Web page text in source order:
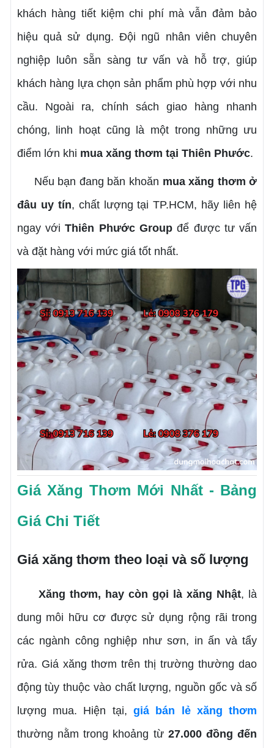
khách hàng tiết kiệm chi phí mà vẫn đảm bảo
hiệu quả sử dụng. Đội ngũ nhân viên chuyên
nghiệp luôn sẵn sàng tư vấn và hỗ trợ, giúp
khách hàng lựa chọn sản phẩm phù hợp với nhu
cầu. Ngoài ra, chính sách giao hàng nhanh
chóng, linh hoạt cũng là một trong những ưu
điểm lớn khi mua xăng thơm tại Thiên Phước.
Nếu bạn đang băn khoăn mua xăng thơm ở
đâu uy tín, chất lượng tại TP.HCM, hãy liên hệ
ngay vớiThiên Phước Group để được tư vấn
và đặt hàng với mức giá tốt nhất.
Giá Xăng Thơm Mới Nhất - Bảng
Giá Chi Tiết
Giá xăng thơm theo loại và số lượng
Xăng thơm, hay còn gọi là xăng Nhật, là
dung môi hữu cơ được sử dụng rộng rãi trong
các ngành công nghiệp như sơn, in ấn và tẩy
rửa. Giá xăng thơm trên thị trường thường dao
động tùy thuộc vào chất lượng, nguồn gốc và số
lượng mua. Hiện tại, giá bán lẻ xăng thơm
thường nằm trong khoảng từ 27.000 đồng đến